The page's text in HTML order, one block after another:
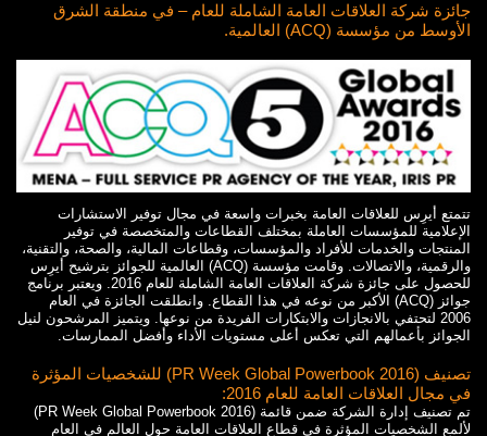
جائزة شركة العلاقات العامة الشاملة للعام – في منطقة الشرق
الأوسط من مؤسسة (ACQ) العالمية.
تتمتع أيرِس للعلاقات العامة بخبرات واسعة في مجال توفير الاستشارات
الإعلامية للمؤسسات العاملة بمختلف القطاعات والمتخصصة في توفير
المنتجات والخدمات للأفراد والمؤسسات، وقطاعات المالية، والصحة، والتقنية،
والرقمية، والاتصالات. وقامت مؤسسة (ACQ) العالمية للجوائز بترشيح أيرِس
للحصول على جائزة شركة العلاقات العامة الشاملة للعام 2016. ويعتبر برنامج
جوائز (ACQ) الأكبر من نوعه في هذا القطاع. وانطلقت الجائزة في العام
2006 لتحتفي بالانجازات والابتكارات الفريدة من نوعها. ويتميز المرشحون لنيل
الجوائز بأعمالهم التي تعكس أعلى مستويات الأداء وأفضل الممارسات.
تصنيف (PR Week Global Powerbook 2016) للشخصيات المؤثرة
في مجال العلاقات العامة للعام 2016:
تم تصنيف إدارة الشركة ضمن قائمة (PR Week Global Powerbook 2016)
لألمع الشخصيات المؤثرة في قطاع العلاقات العامة حول العالم في العام